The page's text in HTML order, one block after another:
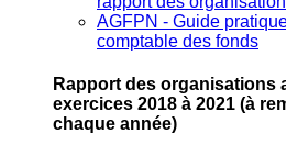
AGFPN ‐ Guide
comptable des fonds
Rapport des organisations
exercices 2018 à 2021 (à
chaque année)